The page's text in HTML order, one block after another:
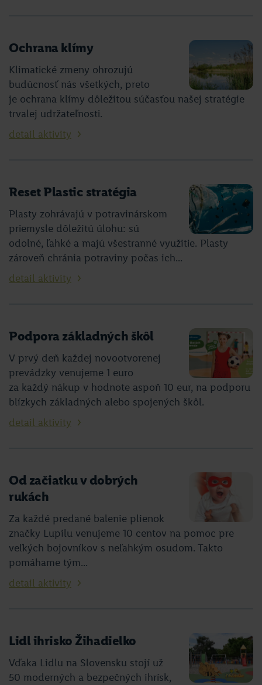
Ochrana klímy
Klimatické zmeny ohrozujú
budúcnosť nás všetkých, preto
je ochrana klímy dôležitou súčasťou našej stratégie
trvalej udržateľnosti.
detail aktivity
Reset Plastic stratégia
Plasty zohrávajú v potravinárskom
priemysle dôležitú úlohu: sú
odolné, ľahké a majú všestranné využitie. Plasty
zároveň chránia potraviny počas ich...
detail aktivity
Podpora základných škôl
V prvý deň každej novootvorenej
prevádzky venujeme 1 euro
za každý nákup v hodnote aspoň 10 eur, na podporu
blízkych základných alebo spojených škôl.
detail aktivity
Od začiatku v dobrých
rukách
Za každé predané balenie plienok
značky Lupilu venujeme 10 centov na pomoc pre
veľkých bojovníkov s neľahkým osudom. Takto
pomáhame tým...
detail aktivity
Lidl ihrisko Žihadielko
Vďaka Lidlu na Slovensku stojí už
50 moderných a bezpečných ihrísk,